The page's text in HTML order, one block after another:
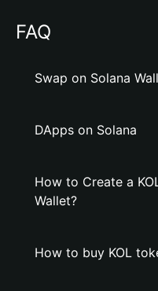
FAQ
Swap on Solana
DApps on Solana
How to Create a
Wallet?
How to buy KOL